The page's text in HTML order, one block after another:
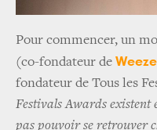
Pour commencer, un
(co-fondateur de
fondateur de Tous les
Festivals Awards existent
pas pouvoir se retrouver